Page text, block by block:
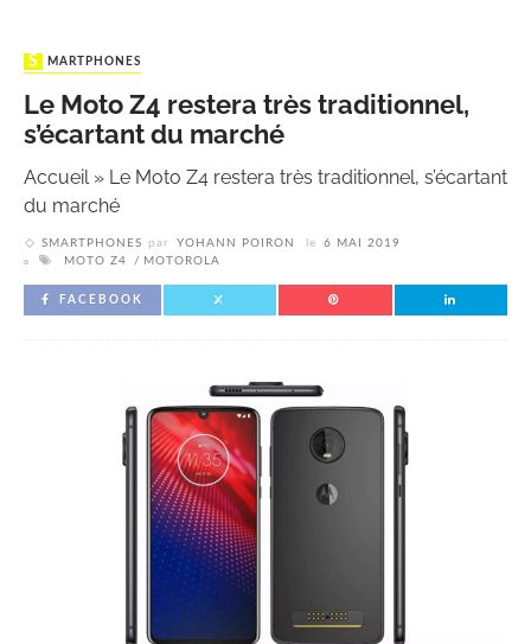
SMARTPHONES
Le Moto Z4 restera très traditionnel,
s’écartant du marché
Accueil» Le Moto Z4 restera très traditionnel, s’écartant
du marché
SMARTPHONES par YOHANN POIRON le
6 MAI 2019
MOTO Z4
MOTOROLA
FACEBOOK